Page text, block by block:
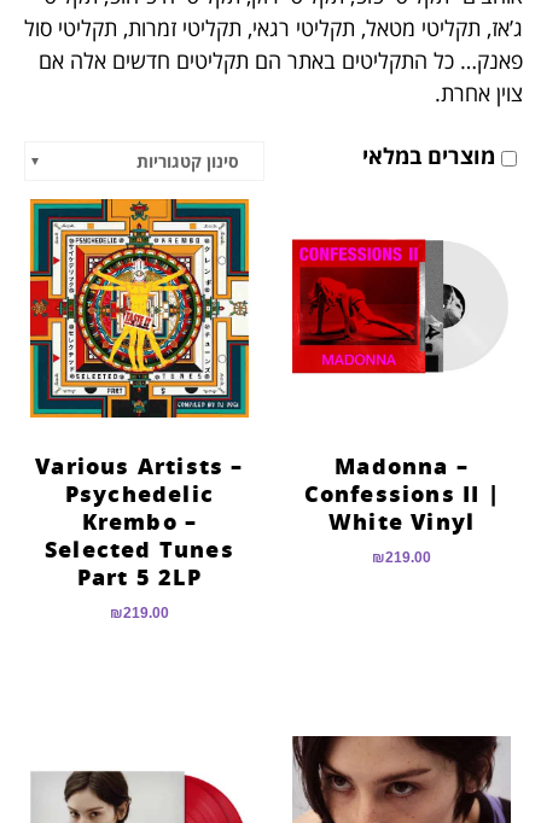
format_underlined הוסף קו תחתון לקישורים
font_download סמן קישורים
האפשרויות
ג’אז, תקליטי מטאל, תקליטי רגאי, תקליטי זמרות, תקליטי סול
פאנק… כל התקליטים באתר הם תקליטים חדשים אלה אם
צוין אחרת.
סינון קטגוריות מוצרים במלאי
Madonna –
Confessions II |
White Vinyl
₪219.00
Various Artists –
Psychedelic
Krembo –
Selected Tunes
Part 5 2LP
₪219.00